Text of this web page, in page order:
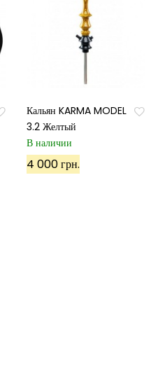
Кальян KARMA MODEL
3.2 Желтый
В наличии
4 000 грн.